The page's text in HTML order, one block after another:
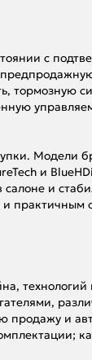
с
тормозную
Модели
и
и
и
продажу и